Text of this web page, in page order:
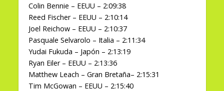
Colin Bennie – EEUU – 2:09:38
Reed Fischer – EEUU – 2:10:14
Joel Reichow – EEUU – 2:10:37
Pasquale Selvarolo – Italia – 2:11:34
Yudai Fukuda – Japón – 2:13:19
Ryan Eiler – EEUU – 2:13:36
Matthew Leach – Gran Bretaña– 2:15:31
Tim McGowan – EEUU – 2:15:40